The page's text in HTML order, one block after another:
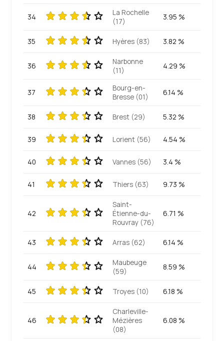
34
La Rochelle
(17)
3.95 %
35 Hyères (83) 3.82 %
36
Narbonne
(11)
4.29 %
37
Bourg-en-
Bresse (01)
6.14 %
38 Brest (29) 5.32 %
39 Lorient (56) 4.54 %
40 Vannes (56) 3.4 %
41 Thiers (63) 9.73 %
42
Saint-
Étienne-du-
Rouvray (76)
6.71 %
43 Arras (62) 6.14 %
44
Maubeuge
(59)
8.59 %
45 Troyes (10) 6.18 %
46
Charleville-
Mézières
(08)
6.08 %